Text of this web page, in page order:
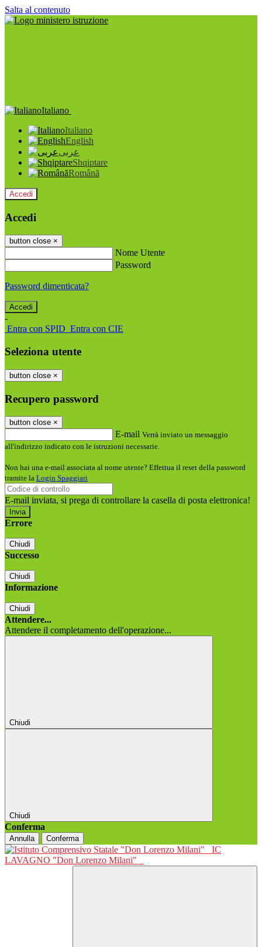
Salta al contenuto
Italiano
Italiano
English
عربى
Shqiptare
Română
Accedi
Accedi
button close ×
Nome Utente
Password
Password dimenticata?
-
Entra con SPID Entra con CIE
Seleziona utente
button close ×
Recupero password
button close ×
E-mail Verrà inviato un messaggio
all'indirizzo indicato con le istruzioni necessarie.
Non hai una e-mail associata al nome utente? Effettua il reset della password
tramite la Login Spaggiari
E-mail inviata, si prega di controllare la casella di posta elettronica!
Errore
Chiudi
Successo
Chiudi
Informazione
Chiudi
Attendere...
Attendere il completamento dell'operazione...
Chiudi
Chiudi
Conferma
Annulla Conferma
IC
LAVAGNO "Don Lorenzo Milani"